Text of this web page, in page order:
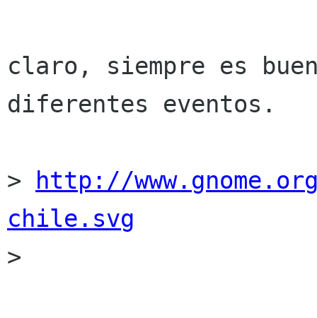
claro, siempre es
diferentes eventos.
>
http://
chile.svg
>